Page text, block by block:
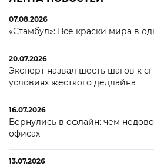
07.08.2026
«Стамбул»: Все краски мира в
20.07.2026
Эксперт назвал шесть шагов к
условиях жесткого дедлайна
16.07.2026
Вернулись в офлайн: чем
офисах
13.07.2026